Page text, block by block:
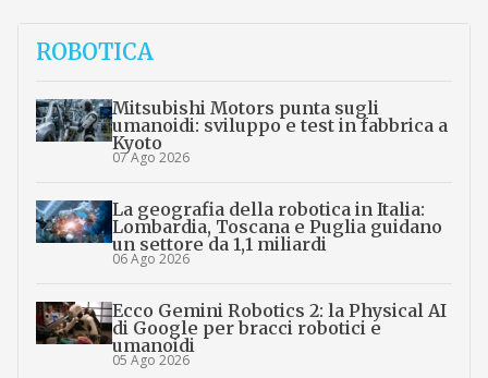
ROBOTICA
Mitsubishi Motors punta sugli
umanoidi: sviluppo e test in fabbrica a
Kyoto
07 Ago 2026
La geografia della robotica in Italia:
Lombardia, Toscana e Puglia guidano
un settore da 1,1 miliardi
06 Ago 2026
Ecco Gemini Robotics 2: la Physical AI
di Google per bracci robotici e
umanoidi
05 Ago 2026